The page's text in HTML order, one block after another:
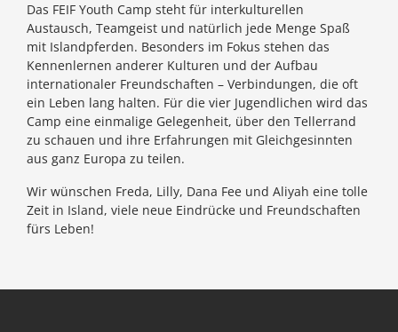
Das FEIF Youth Camp steht für interkulturellen
Austausch, Teamgeist und natürlich jede Menge Spaß
mit Islandpferden. Besonders im Fokus stehen das
Kennenlernen anderer Kulturen und der Aufbau
internationaler Freundschaften – Verbindungen, die oft
ein Leben lang halten. Für die vier Jugendlichen wird das
Camp eine einmalige Gelegenheit, über den Tellerrand
zu schauen und ihre Erfahrungen mit Gleichgesinnten
aus ganz Europa zu teilen.
Wir wünschen Freda, Lilly, Dana Fee und Aliyah eine tolle
Zeit in Island, viele neue Eindrücke und Freundschaften
fürs Leben!